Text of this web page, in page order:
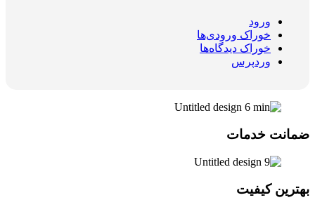
ورود
خوراک ورودی‌ها
خوراک دیدگاه‌ها
وردپرس
ضمانت خدمات
بهترین کیفیت